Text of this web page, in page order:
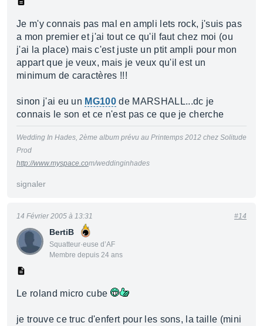
Je m'y connais pas mal en ampli lets rock, j'suis pas
a mon premier et j'ai tout ce qu'il faut chez moi (ou
j'ai la place) mais c'est juste un ptit ampli pour mon
appart que je veux, mais je veux qu'il est un
minimum de caractères !!!
sinon j'ai eu un MG100 de MARSHALL...dc je
connais le son et ce n'est pas ce que je cherche
Wedding In Hades, 2ème album prévu au Printemps 2012 chez Solitude
Prod
http://www.myspace.com/weddinginhades
signaler
BertiB
Squatteur·euse d’AF
Membre depuis 24 ans
14 Février 2005 à 13:31 #14
Le roland micro cube
je trouve ce truc d'enfert pour les sons, la taille (mini